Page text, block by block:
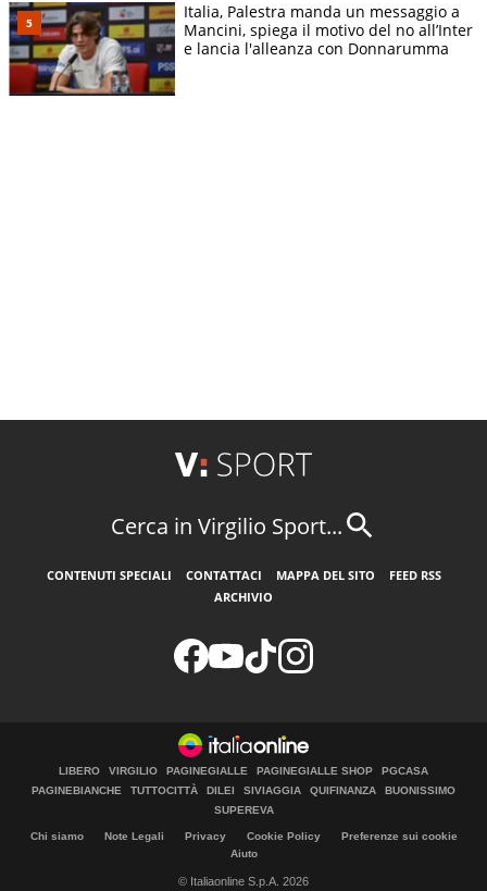
Italia, Palestra manda un messaggio a
Mancini, spiega il motivo del no all’Inter
e lancia l'alleanza con Donnarumma
Cerca in Virgilio Sport...
CONTENUTI SPECIALI CONTATTACI MAPPA DEL SITO
FEED RSS
ARCHIVIO
LIBERO VIRGILIO PAGINEGIALLE PAGINEGIALLE SHOP
PGCASA
PAGINEBIANCHE
TUTTOCITTÀ DILEI SIVIAGGIA QUIFINANZA
BUONISSIMO
SUPEREVA
Chi siamo Note Legali Privacy Cookie Policy
Preferenze sui cookie
Aiuto
© Italiaonline S.p.A. 2026